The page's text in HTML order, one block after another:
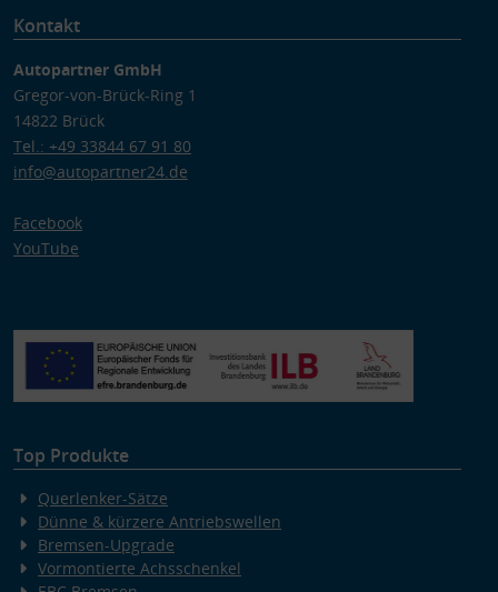
Kontakt
Autopartner GmbH
Gregor-von-Brück-Ring 1
14822 Brück
Tel.: +49 33844 67 91 80
info@autopartner24.de
Facebook
YouTube
Top Produkte
Querlenker-Sätze
Dünne & kürzere Antriebswellen
Bremsen-Upgrade
Vormontierte Achsschenkel